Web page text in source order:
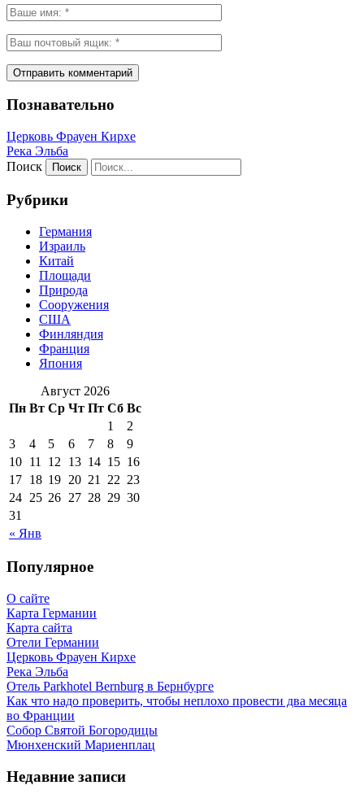
Познавательно
Церковь Фрауен Кирхе
Река Эльба
Поиск
Рубрики
Германия
Израиль
Китай
Площади
Природа
Сооружения
США
Финляндия
Франция
Япония
Август 2026
Пн Вт Ср Чт Пт Сб Вс
« Янв
1
2
3
4 5 6 7 8
9
10 11 12 13 14 15 16
17 18 19 20 21 22 23
24 25 26 27 28 29 30
31
Популярное
О сайте
Карта Германии
Карта сайта
Отели Германии
Церковь Фрауен Кирхе
Река Эльба
Отель Parkhotel Bernburg в Бернбурге
Как что надо проверить, чтобы неплохо провести два месяца
во Франции
Собор Святой Богородицы
Мюнхенский Мариенплац
Недавние записи